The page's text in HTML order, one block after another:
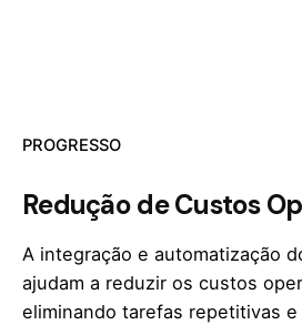
PROGRESSO
Redução de Custos
A integração e automatização
ajudam a reduzir os custos
eliminando tarefas repetitivas